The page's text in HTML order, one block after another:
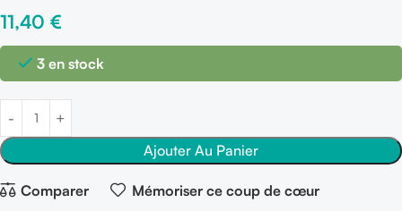
11,40 €
3 en stock
Ajouter Au Panier
Comparer Mémoriser ce coup de cœur